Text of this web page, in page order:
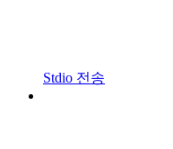
Stdio 전송